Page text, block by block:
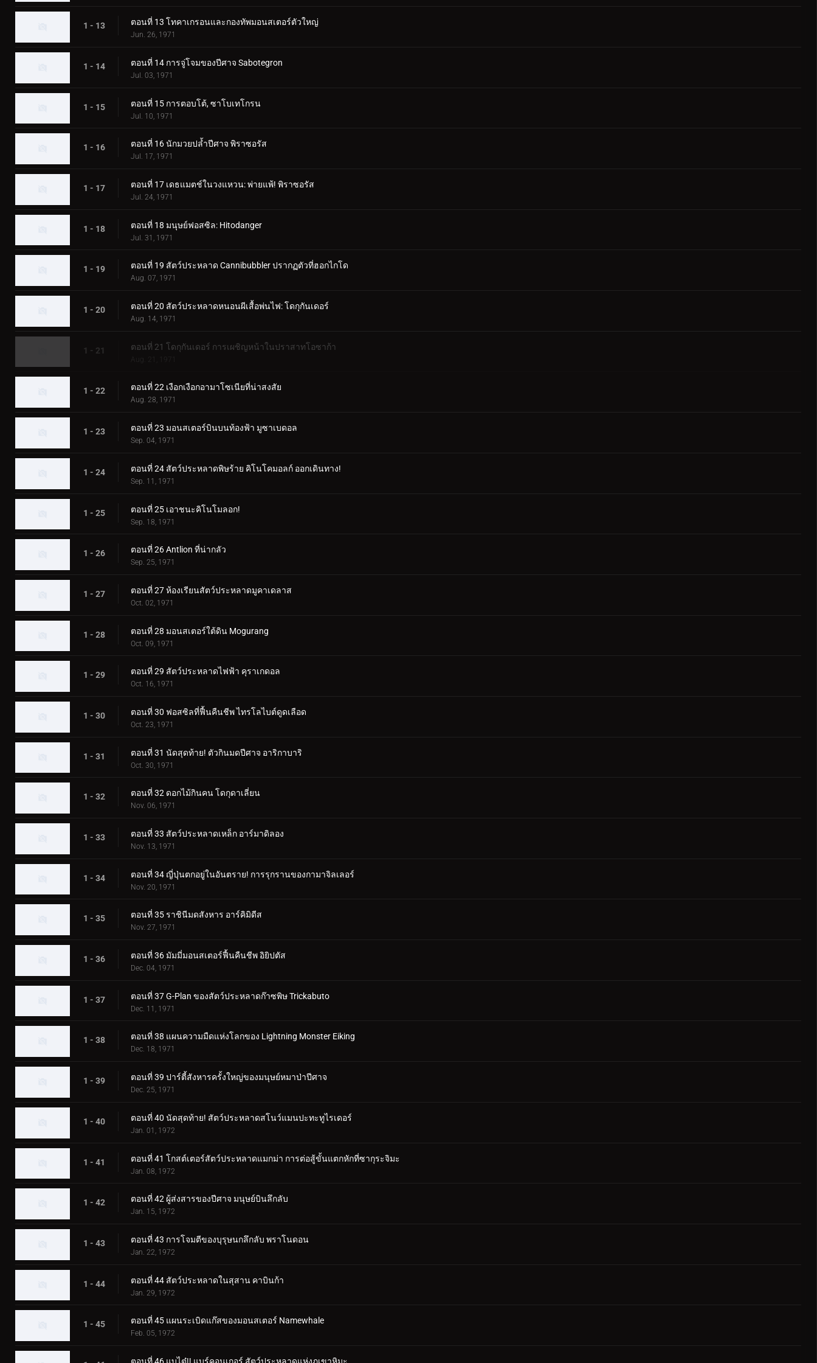
1 - 13 ตอนที่ 13 โทคาเกรอนและกองทัพมอนสเตอร์ตัวใหญ่
Jun. 26, 1971
1 - 14 ตอนที่ 14 การจู่โจมของปีศาจ Sabotegron
Jul. 03, 1971
1 - 15 ตอนที่ 15 การตอบโต้, ซาโบเทโกรน
Jul. 10, 1971
1 - 16 ตอนที่ 16 นักมวยปล้ำปีศาจ พิราซอรัส
Jul. 17, 1971
1 - 17 ตอนที่ 17 เดธแมตช์ในวงแหวน: พ่ายแพ้! พิราซอรัส
Jul. 24, 1971
1 - 18 ตอนที่ 18 มนุษย์ฟอสซิล: Hitodanger
Jul. 31, 1971
1 - 19 ตอนที่ 19 สัตว์ประหลาด Cannibubbler ปรากฏตัวที่ฮอกไกโด
Aug. 07, 1971
1 - 20 ตอนที่ 20 สัตว์ประหลาดหนอนผีเสื้อพ่นไฟ: โดกุกันเดอร์
Aug. 14, 1971
1 - 21 ตอนที่ 21 โดกุกันเดอร์ การเผชิญหน้าในปราสาทโอซาก้า
Aug. 21, 1971
1 - 22 ตอนที่ 22 เงือกเงือกอามาโซเนียที่น่าสงสัย
Aug. 28, 1971
1 - 23 ตอนที่ 23 มอนสเตอร์บินบนท้องฟ้า มูซาเบดอล
Sep. 04, 1971
1 - 24 ตอนที่ 24 สัตว์ประหลาดพิษร้าย คิโนโคมอลก์ ออกเดินทาง!
Sep. 11, 1971
1 - 25 ตอนที่ 25 เอาชนะคิโนโมลอก!
Sep. 18, 1971
1 - 26 ตอนที่ 26 Antlion ที่น่ากลัว
Sep. 25, 1971
1 - 27 ตอนที่ 27 ห้องเรียนสัตว์ประหลาดมูคาเดลาส
Oct. 02, 1971
1 - 28 ตอนที่ 28 มอนสเตอร์ใต้ดิน Mogurang
Oct. 09, 1971
1 - 29 ตอนที่ 29 สัตว์ประหลาดไฟฟ้า คุราเกดอล
Oct. 16, 1971
1 - 30 ตอนที่ 30 ฟอสซิลที่ฟื้นคืนชีพ ไทรโลไบต์ดูดเลือด
Oct. 23, 1971
1 - 31 ตอนที่ 31 นัดสุดท้าย! ตัวกินมดปีศาจ อาริกาบาริ
Oct. 30, 1971
1 - 32 ตอนที่ 32 ดอกไม้กินคน โดกุดาเลี่ยน
Nov. 06, 1971
1 - 33 ตอนที่ 33 สัตว์ประหลาดเหล็ก อาร์มาดิลอง
Nov. 13, 1971
1 - 34 ตอนที่ 34 ญี่ปุ่นตกอยู่ในอันตราย! การรุกรานของกามาจิลเลอร์
Nov. 20, 1971
1 - 35 ตอนที่ 35 ราชินีมดสังหาร อาร์คิมิดีส
Nov. 27, 1971
1 - 36 ตอนที่ 36 มัมมี่มอนสเตอร์ฟื้นคืนชีพ อิยิปตัส
Dec. 04, 1971
1 - 37 ตอนที่ 37 G-Plan ของสัตว์ประหลาดก๊าซพิษ Trickabuto
Dec. 11, 1971
1 - 38 ตอนที่ 38 แผนความมืดแห่งโลกของ Lightning Monster Eiking
Dec. 18, 1971
1 - 39 ตอนที่ 39 ปาร์ตี้สังหารครั้งใหญ่ของมนุษย์หมาป่าปีศาจ
Dec. 25, 1971
1 - 40 ตอนที่ 40 นัดสุดท้าย! สัตว์ประหลาดสโนว์แมนปะทะทูไรเดอร์
Jan. 01, 1972
1 - 41 ตอนที่ 41 โกสต์เตอร์สัตว์ประหลาดแมกม่า การต่อสู้ขั้นแตกหักที่ซากุระจิมะ
Jan. 08, 1972
1 - 42 ตอนที่ 42 ผู้ส่งสารของปีศาจ มนุษย์บินลึกลับ
Jan. 15, 1972
1 - 43 ตอนที่ 43 การโจมตีของบุรุษนกลึกลับ พราโนดอน
Jan. 22, 1972
1 - 44 ตอนที่ 44 สัตว์ประหลาดในสุสาน คาบินก้า
Jan. 29, 1972
1 - 45 ตอนที่ 45 แผนระเบิดแก๊สของมอนสเตอร์ Namewhale
Feb. 05, 1972